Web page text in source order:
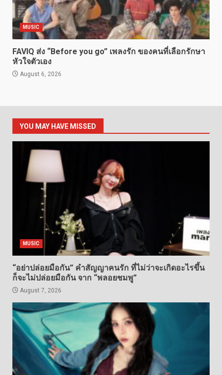
MUSIC
FAVIQ ส่ง “Before you go” เพลงรัก ของคนที่เลือกรักษา
หัวใจตัวเอง
August 6, 2026
YOU MAY HAVE MISSED
MUSIC
“อย่าปล่อยมือกัน” คำสัญญาคนรัก ที่ไม่ว่าจะเกิดอะไรขึ้น
ก็จะไม่ปล่อยมือกัน จาก “พลอยชมพู”
August 7, 2026